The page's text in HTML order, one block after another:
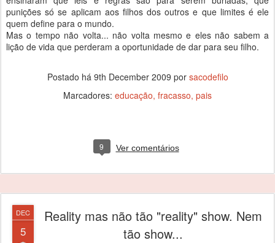
punições só se aplicam aos filhos dos outros e que limites é ele
quem define para o mundo.
Mas o tempo não volta... não volta mesmo e eles não sabem a
lição de vida que perderam a oportunidade de dar para seu filho.
Postado há 9th December 2009 por sacodefilo
Marcadores: educação fracasso pais
9 Ver comentários
DEC
5
Reality mas não tão "reality" show. Nem
tão show...